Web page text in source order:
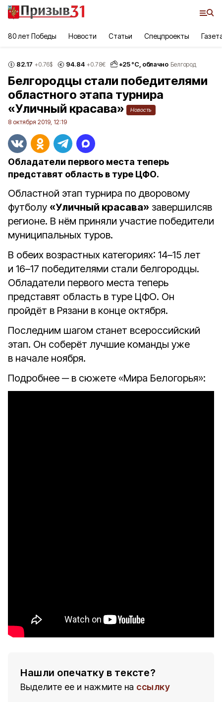
80 лет Победы Новости Статьи Спецпроекты
82.17 +0.76$ 94.84 +0.78€ +25°С, облачно Белгород
Белгородцы стали победителями
областного этапа турнира
«Уличный красава»
Новость
8 октября 2019, 12:19
Обладатели первого места теперь
представят область в туре ЦФО.
Областной этап турнира по дворовому
футболу «Уличный красава» завершилсяв
регионе. В нём приняли участие победители
муниципальных туров.
В обеих возрастных категориях: 14–15 лет
и 16–17 победителями стали белгородцы.
Обладатели первого места теперь
представят область в туре ЦФО. Он
пройдёт в Рязани в конце октября.
Последним шагом станет всероссийский
этап. Он соберёт лучшие команды уже
в начале ноября.
Подробнее ─ в сюжете «Мира Белогорья»:
Нашли опечатку в тексте?
Выделите ее и нажмите на ссылку